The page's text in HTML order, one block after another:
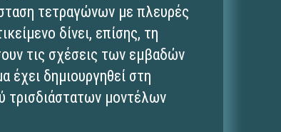
τετραγώνων με πλευρές
δίνει, επίσης, τη
τις σχέσεις των εμβαδών
δημιουργηθεί στη
τρισδιάστατων μοντέλων